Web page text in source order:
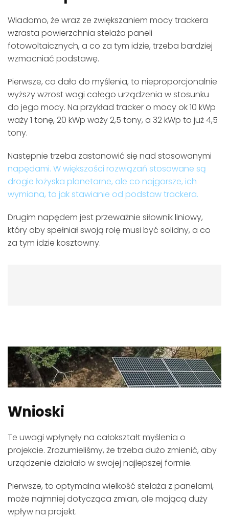
Wiadomo, że wraz ze zwiększaniem mocy trackera
wzrasta powierzchnia stelaża paneli
fotowoltaicznych, a co za tym idzie, trzeba bardziej
wzmacniać podstawę.
Pierwsze, co dało do myślenia, to nieproporcjonalnie
wyższy wzrost wagi całego urządzenia w stosunku
do jego mocy. Na przykład tracker o mocy ok 10 kWp
waży 1 tonę, 20 kWp waży 2,5 tony, a 32 kWp to już 4,5
tony.
Następnie trzeba zastanowić się nad stosowanymi
napędami. W większości rozwiązań stosowane są
drogie łożyska planetarne, ale co najgorsze, ich
wymiana, to jak stawianie od podstaw trackera.
Drugim napędem jest przeważnie siłownik liniowy,
który aby spełniał swoją rolę musi być solidny, a co
za tym idzie kosztowny.
Wnioski
Te uwagi wpłynęły na całokształt myślenia o
projekcie. Zrozumieliśmy, że trzeba dużo zmienić, aby
urządzenie działało w swojej najlepszej formie.
Pierwsze, to optymalna wielkość stelaża z panelami,
może najmniej dotycząca zmian, ale mającą duży
wpływ na projekt.